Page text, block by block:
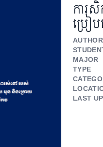
ការ
ប្រៀ
AUTHOR
MAJOR
TYPE
LAST